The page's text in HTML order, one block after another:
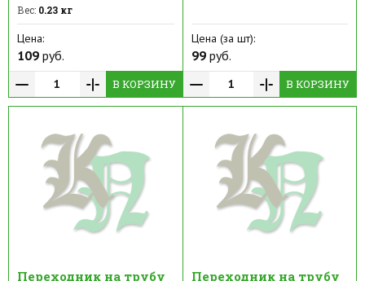
Вес: 0.23 кг
Цена:
109 руб.
В КОРЗИНУ
Цена (за шт):
99руб.
В КОРЗИНУ
Переходник на трубу Переходник на трубу